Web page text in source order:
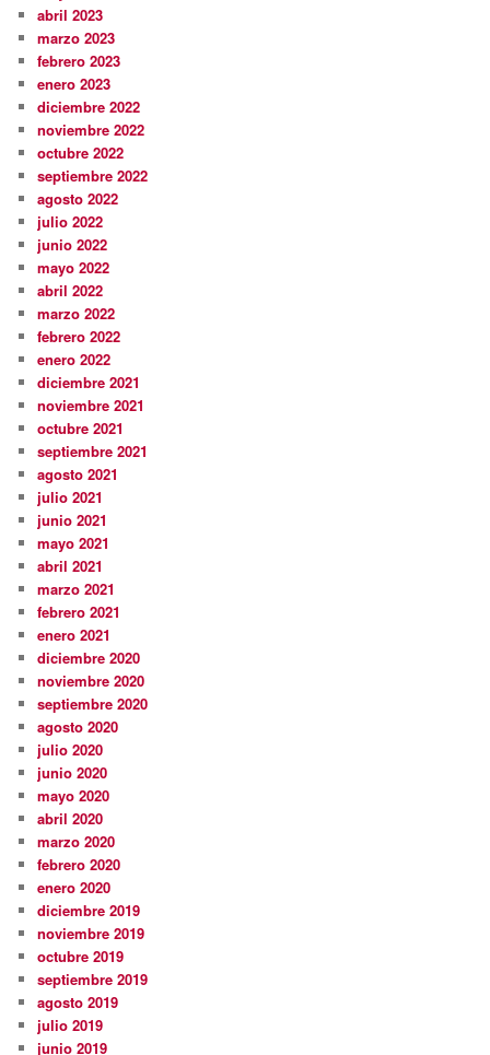
abril 2023
marzo 2023
febrero 2023
enero 2023
diciembre 2022
noviembre 2022
octubre 2022
septiembre 2022
agosto 2022
julio 2022
junio 2022
mayo 2022
abril 2022
marzo 2022
febrero 2022
enero 2022
diciembre 2021
noviembre 2021
octubre 2021
septiembre 2021
agosto 2021
julio 2021
junio 2021
mayo 2021
abril 2021
marzo 2021
febrero 2021
enero 2021
diciembre 2020
noviembre 2020
septiembre 2020
agosto 2020
julio 2020
junio 2020
mayo 2020
abril 2020
marzo 2020
febrero 2020
enero 2020
diciembre 2019
noviembre 2019
octubre 2019
septiembre 2019
agosto 2019
julio 2019
junio 2019